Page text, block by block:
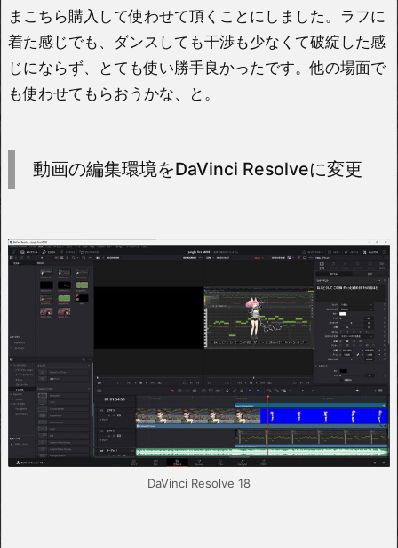
まこちら購入して使わせて頂くことにしました。ラフに
着た感じでも、ダンスしても干渉も少なくて破綻した感
じにならず、とても使い勝手良かったです。他の場面で
も使わせてもらおうかな、と。
動画の編集環境をDaVinci Resolveに変更
DaVinci Resolve 18